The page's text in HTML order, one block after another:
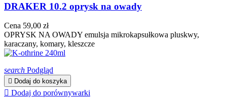
DRAKER 10.2 oprysk na owady
Cena 59,00 zł
OPRYSK NA OWADY emulsja mikrokapsułkowa pluskwy,
karaczany, komary, kleszcze
search Podgląd
 Dodaj do koszyka
 Dodaj do porównywarki